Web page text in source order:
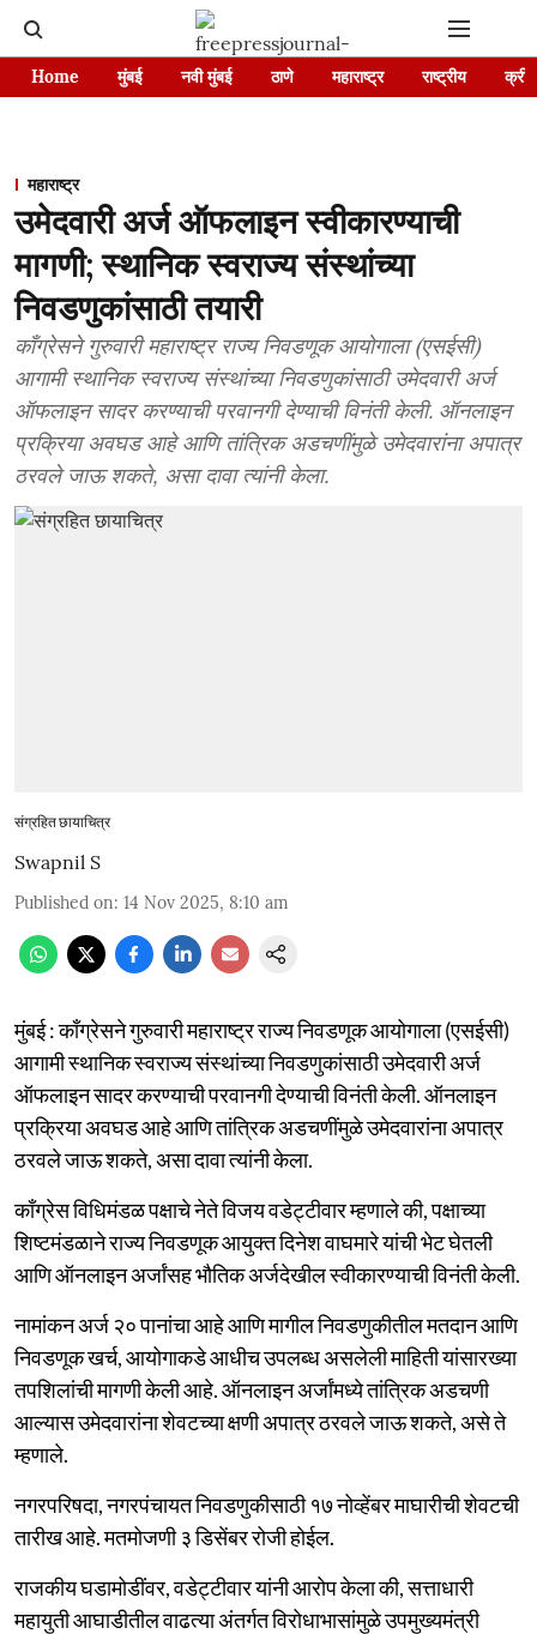
Home मुंबई नवी मुंबई ठाणे महाराष्ट्र राष्ट्रीय
महाराष्ट्र
उमेदवारी अर्ज ऑफलाइन स्वीकारण्याची
मागणी; स्थानिक स्वराज्य संस्थांच्या
निवडणुकांसाठी तयारी
काँग्रेसने गुरुवारी महाराष्ट्र राज्य निवडणूक आयोगाला (एसईसी)
आगामी स्थानिक स्वराज्य संस्थांच्या निवडणुकांसाठी उमेदवारी अर्ज
ऑफलाइन सादर करण्याची परवानगी देण्याची विनंती केली. ऑनलाइन
प्रक्रिया अवघड आहे आणि तांत्रिक अडचणींमुळे उमेदवारांना अपात्र
ठरवले जाऊ शकते, असा दावा त्यांनी केला.
संग्रहित छायाचित्र
Swapnil S
Published on: 14 Nov 2025, 8:10 am
मुंबई : काँग्रेसने गुरुवारी महाराष्ट्र राज्य निवडणूक आयोगाला (एसईसी)
आगामी स्थानिक स्वराज्य संस्थांच्या निवडणुकांसाठी उमेदवारी अर्ज
ऑफलाइन सादर करण्याची परवानगी देण्याची विनंती केली. ऑनलाइन
प्रक्रिया अवघड आहे आणि तांत्रिक अडचणींमुळे उमेदवारांना अपात्र
ठरवले जाऊ शकते, असा दावा त्यांनी केला.
काँग्रेस विधिमंडळ पक्षाचे नेते विजय वडेट्टीवार म्हणाले की, पक्षाच्या
शिष्टमंडळाने राज्य निवडणूक आयुक्त दिनेश वाघमारे यांची भेट घेतली
आणि ऑनलाइन अर्जांसह भौतिक अर्जदेखील स्वीकारण्याची विनंती केली.
नामांकन अर्ज २० पानांचा आहे आणि मागील निवडणुकीतील मतदान आणि
निवडणूक खर्च, आयोगाकडे आधीच उपलब्ध असलेली माहिती यांसारख्या
तपशिलांची मागणी केली आहे. ऑनलाइन अर्जांमध्ये तांत्रिक अडचणी
आल्यास उमेदवारांना शेवटच्या क्षणी अपात्र ठरवले जाऊ शकते, असे ते
म्हणाले.
नगरपरिषदा, नगरपंचायत निवडणुकीसाठी १७ नोव्हेंबर माघारीची शेवटची
तारीख आहे. मतमोजणी ३ डिसेंबर रोजी होईल.
राजकीय घडामोडींवर, वडेट्टीवार यांनी आरोप केला की, सत्ताधारी
महायुती आघाडीतील वाढत्या अंतर्गत विरोधाभासांमुळे उपमुख्यमंत्री